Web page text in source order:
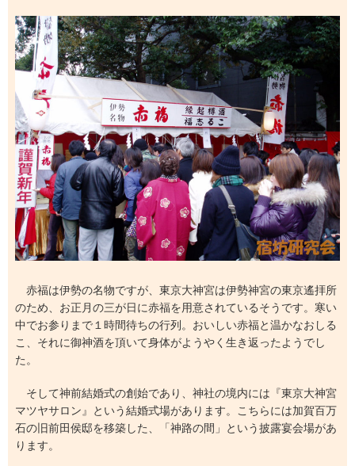
赤福は伊勢の名物ですが、東京大神宮は伊勢神宮の東京遙拝所
のため、お正月の三が日に赤福を用意されているそうです。寒い
中でお参りまで１時間待ちの行列。おいしい赤福と温かなおしる
こ、それに御神酒を頂いて身体がようやく生き返ったようでし
た。
そして神前結婚式の創始であり、神社の境内には『東京大神宮
マツヤサロン』という結婚式場があります。こちらには加賀百万
石の旧前田侯邸を移築した、「神路の間」という披露宴会場があ
ります。